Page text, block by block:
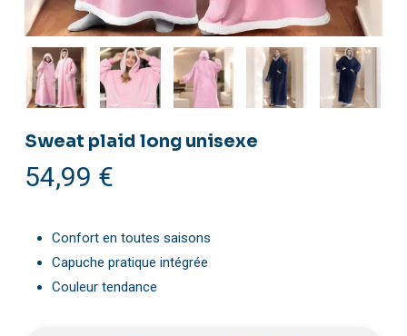
Sweat plaid long unisexe
54,99 €
Confort en toutes saisons
Capuche pratique intégrée
Couleur tendance